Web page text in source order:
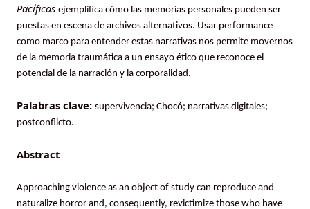
Pacíficas ejemplifica cómo las memorias personales pueden ser
puestas en escena de archivos alternativos. Usar performance
como marco para entender estas narrativas nos permite movernos
de la memoria traumática a un ensayo ético que reconoce el
potencial de la narración y la corporalidad.
Palabras clave: supervivencia; Chocó; narrativas digitales;
postconflicto.
Abstract
Approaching violence as an object of study can reproduce and
naturalize horror and, consequently, revictimize those who have